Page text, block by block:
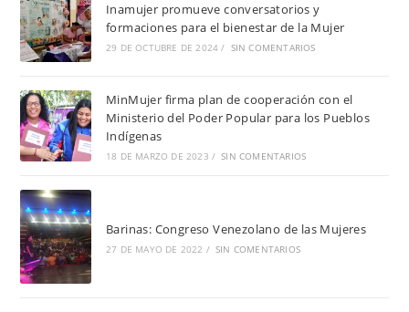
Inamujer promueve conversatorios y
formaciones para el bienestar de la Mujer
29 DE OCTUBRE DE 2024 / SIN COMENTARIOS
MinMujer firma plan de cooperación con el
Ministerio del Poder Popular para los Pueblos
Indígenas
18 DE MARZO DE 2023 / SIN COMENTARIOS
Barinas: Congreso Venezolano de las Mujeres
27 DE MAYO DE 2022 / SIN COMENTARIOS